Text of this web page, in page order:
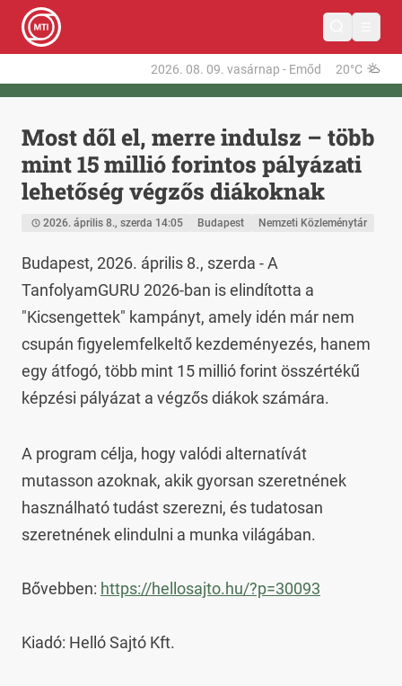
2026. 08. 09. vasárnap - Emőd 20°C
Most dől el, merre indulsz – több
mint 15 millió forintos pályázati
lehetőség végzős diákoknak
2026. április 8., szerda 14:05 Budapest Nemzeti Közleménytár
Budapest, 2026. április 8., szerda - A
TanfolyamGURU 2026-ban is elindította a
"Kicsengettek" kampányt, amely idén már nem
csupán figyelemfelkeltő kezdeményezés, hanem
egy átfogó, több mint 15 millió forint összértékű
képzési pályázat a végzős diákok számára.
A program célja, hogy valódi alternatívát
mutasson azoknak, akik gyorsan szeretnének
használható tudást szerezni, és tudatosan
szeretnének elindulni a munka világában.
Bővebben: https://hellosajto.hu/?p=30093
Kiadó: Helló Sajtó Kft.